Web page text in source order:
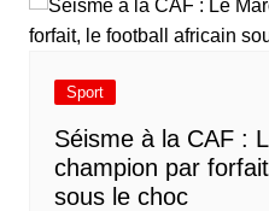
Sport
Séisme à la CAF :
champion par
sous le choc